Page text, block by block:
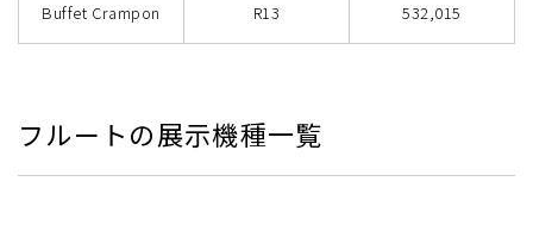
Buffet Crampon R13 532,015
フルートの展示機種一覧